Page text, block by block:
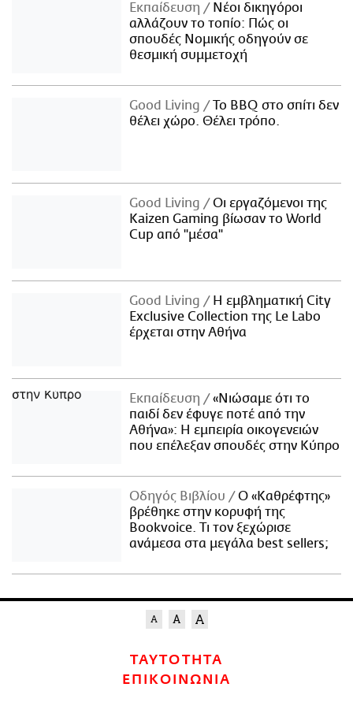
Εκπαίδευση
Νέοι δικηγόροι
αλλάζουν το τοπίο: Πώς οι
σπουδές Νομικής οδηγούν σε
θεσμική συμμετοχή
Good Living
Το BBQ στο σπίτι δεν
θέλει χώρο. Θέλει τρόπο.
Good Living
Οι εργαζόμενοι της
Kaizen Gaming βίωσαν το World
Cup από "μέσα"
Good Living
Η εμβληματική City
Exclusive Collection της Le Labo
έρχεται στην Αθήνα
Εκπαίδευση
«Νιώσαμε ότι το
παιδί δεν έφυγε ποτέ από την
Αθήνα»: Η εμπειρία οικογενειών
που επέλεξαν σπουδές στην Κύπρο
Οδηγός Βιβλίου
Ο «Καθρέφτης»
βρέθηκε στην κορυφή της
Bookvoice. Τι τον ξεχώρισε
ανάμεσα στα μεγάλα best sellers;
ΤΑΥΤΟΤΗΤΑ
ΕΠΙΚΟΙΝΩΝΙΑ